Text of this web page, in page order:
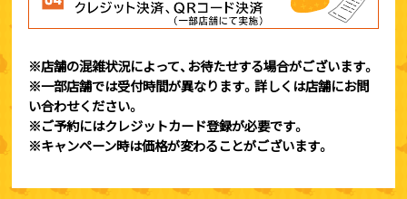
※店舗の混雑状況によって、お待たせする場合がございます。
※一部店舗では受付時間が異なります。詳しくは店舗にお問
い合わせください。
※ご予約にはクレジットカード登録が必要です。
※キャンペーン時は価格が変わることがございます。